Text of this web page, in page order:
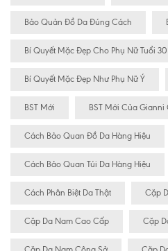
Bảo Quản Đồ Da Đúng Cách
Bí Quyết Mặc Đẹp Cho Phụ Nữ Tuổi 30
Bí Quyết Mặc Đẹp Như Phụ Nữ Ý
BST Mới BST Mới Của Gianni
Cách Bảo Quan Đồ Da Hàng Hiệu
Cách Bảo Quan Túi Da Hàng Hiệu
Cách Phân Biệt Da Thật Cặp
Cặp Da Nam Cao Cấp Cặp